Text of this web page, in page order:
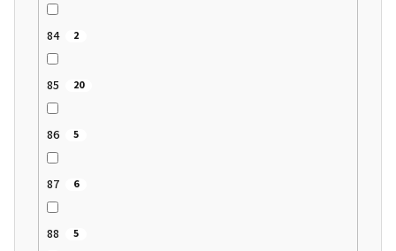
84 2
85 20
86 5
87 6
88 5